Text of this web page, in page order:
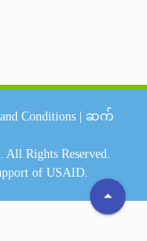
arrow_drop_up
Conditions
ဆက်
All Rights Reserved.
of USAID.